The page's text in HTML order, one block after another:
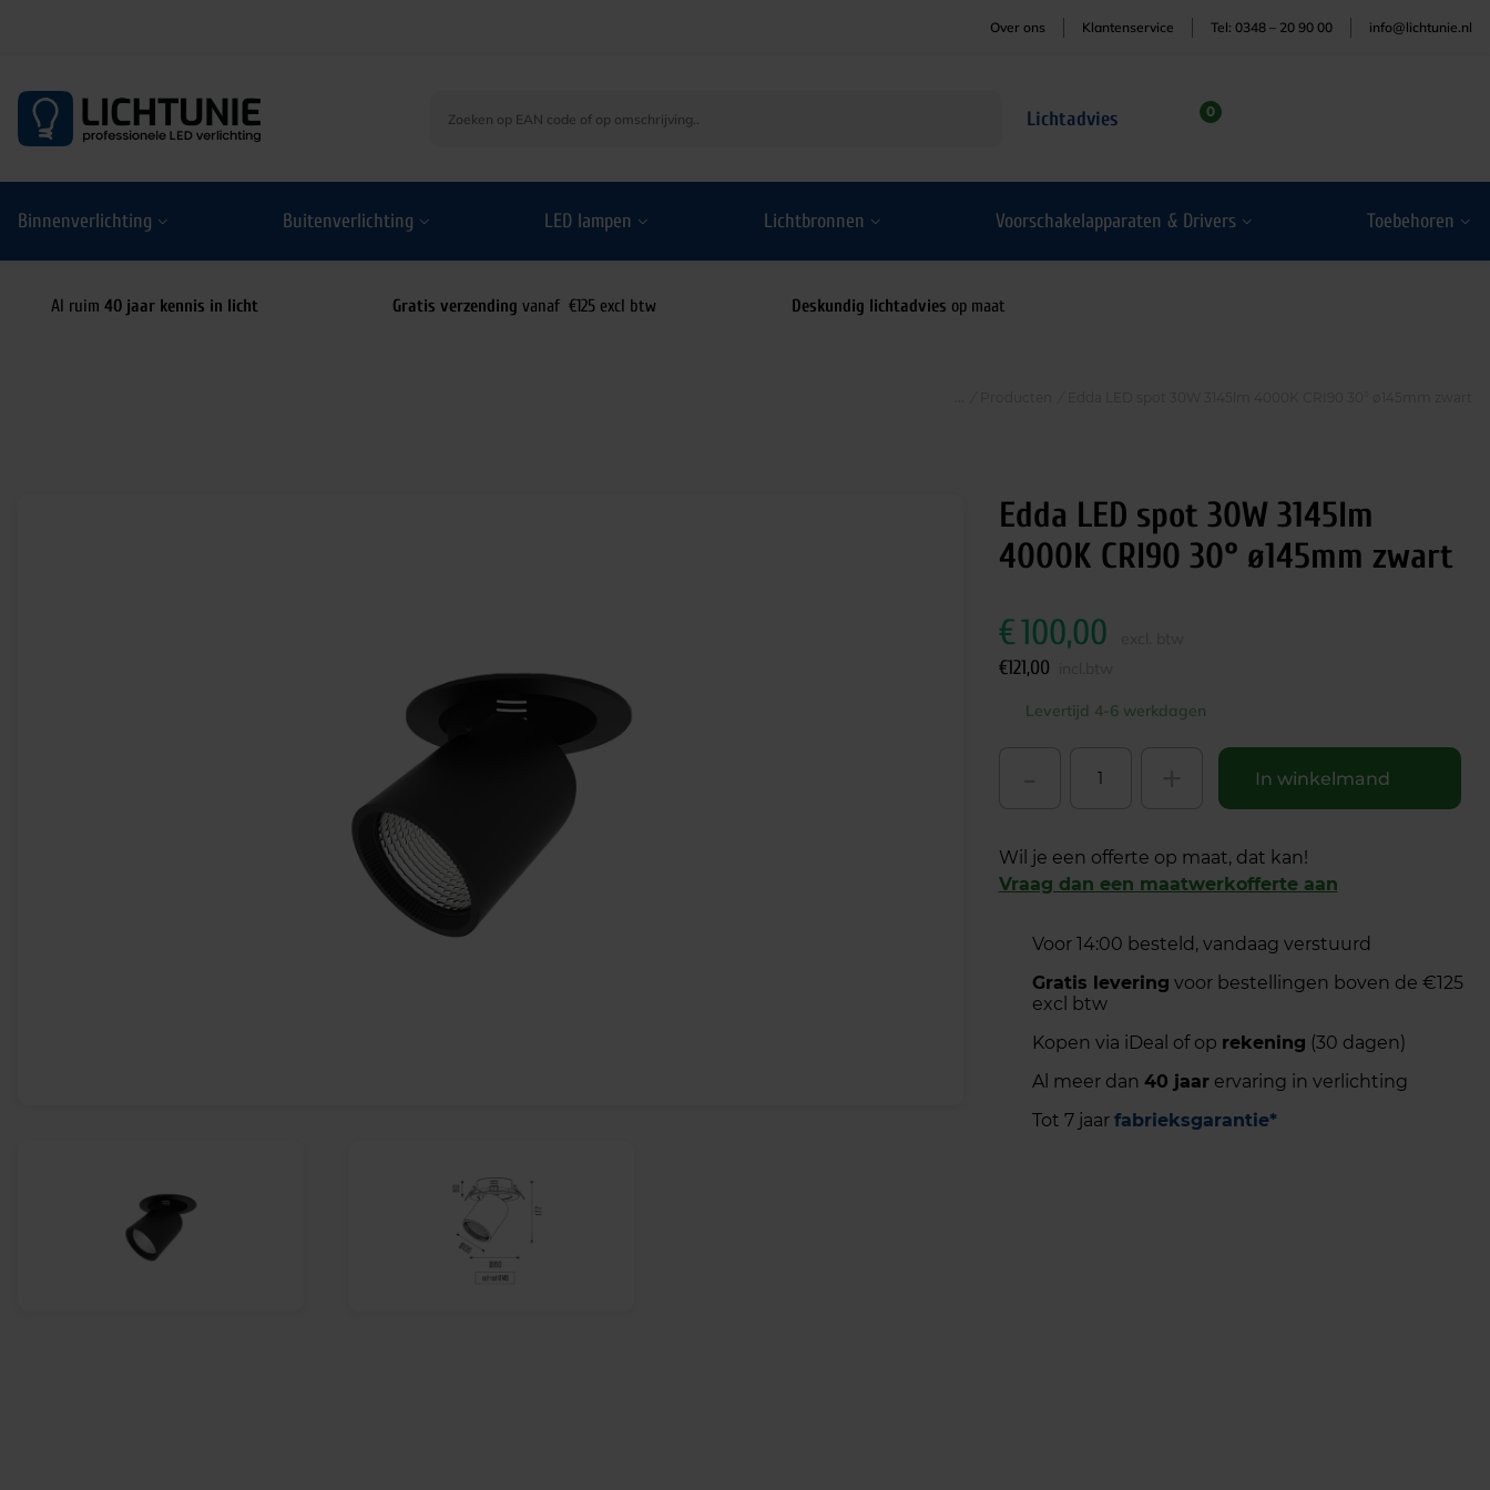
Over ons Klantenservice Tel: 0348 – 20 90 00 info@lichtunie.nl
Lichtadvies 0
Binnenverlichting Buitenverlichting LED lampen Lichtbronnen Voorschakelapparaten & Drivers Toebehoren
Al ruim 40 jaar kennis in licht Gratis verzending vanaf €125 excl btw Deskundig lichtadvies op maat
Edda LED spot 30W 3145lm
4000K CRI90 30° ø145mm zwart
€100,00
€121,00
Levertijd 4-6 werkdagen
In winkelmand
Wil je een offerte op maat, dat kan!
Vraag dan een maatwerkofferte aan
Voor 14:00 besteld, vandaag verstuurd
Gratis levering voor bestellingen boven de €125
excl btw
Kopen via iDeal of op rekening (30 dagen)
Al meer dan 40 jaarervaring in verlichting
Tot 7 jaar fabrieksgarantie*